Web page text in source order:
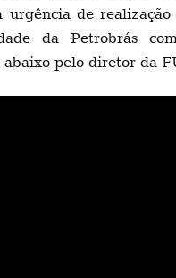
de
da Petrobrás
pelo diretor da